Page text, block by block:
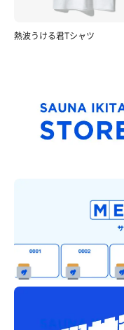
熱波うける君Tシャツ